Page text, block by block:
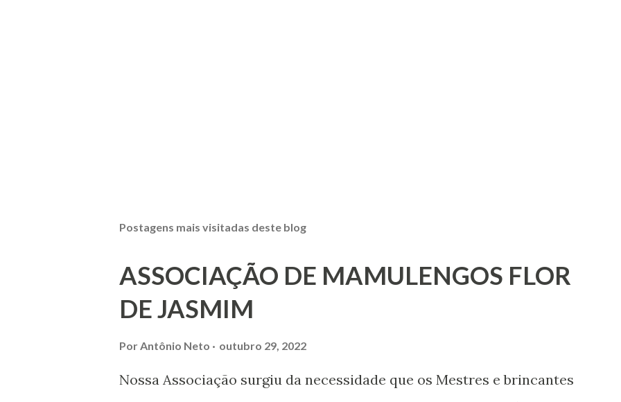
Postagens mais visitadas deste blog
ASSOCIAÇÃO DE MAMULENGOS FLOR
DE JASMIM
PorAntônio Neto outubro 29, 2022
Nossa Associação surgiu da necessidade que os Mestres e brincantes